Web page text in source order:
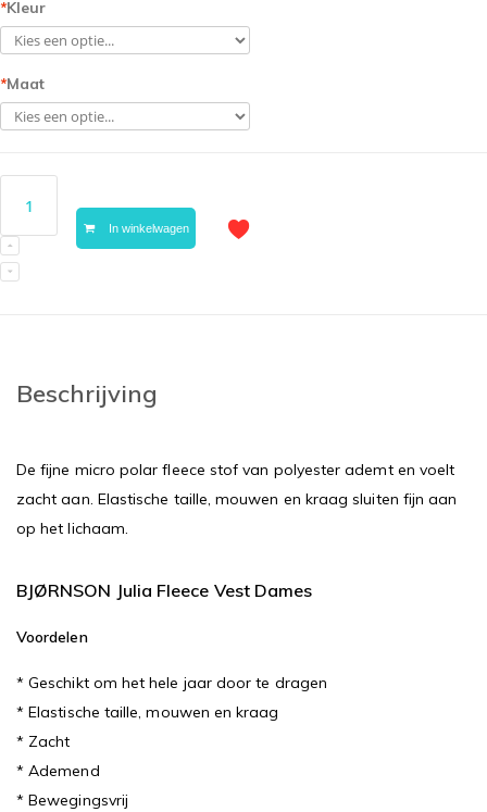
*Kleur
*Maat
In winkelwagen
Beschrijving
De fijne micro polar fleece stof van polyester ademt en voelt
zacht aan. Elastische taille, mouwen en kraag sluiten fijn aan
op het lichaam.
BJØRNSON Julia Fleece Vest Dames
Voordelen
* Geschikt om het hele jaar door te dragen
* Elastische taille, mouwen en kraag
* Zacht
* Ademend
* Bewegingsvrij